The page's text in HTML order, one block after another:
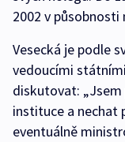
2002 v působnosti
Vesecká je podle
vedoucími
diskutovat:
instituce a nechat
eventuálně